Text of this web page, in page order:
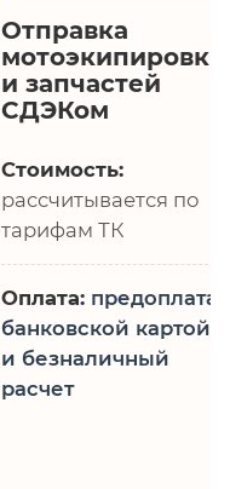
Отправка
мотоэкипировки
и запчастей
СДЭКом
Стоимость:
рассчитывается по
тарифам ТК
Оплата: предоплата,
банковской картой
и безналичный
расчет